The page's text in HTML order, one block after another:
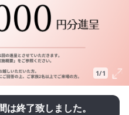
1/1
は終了致しました。